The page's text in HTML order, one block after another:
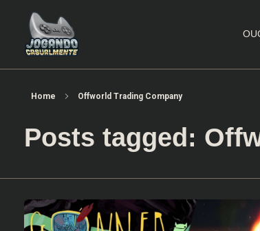
Home Offworld Trading Company
Posts tagged: